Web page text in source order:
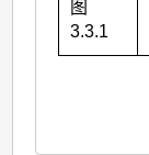
图
3.3.1